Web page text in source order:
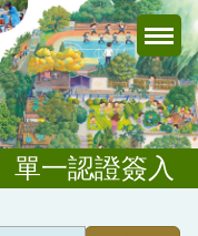
單一認證簽入